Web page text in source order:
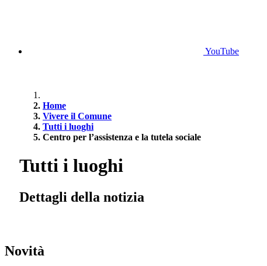
YouTube
Home
Vivere il Comune
Tutti i luoghi
Centro per l’assistenza e la tutela sociale
Tutti i luoghi
Dettagli della notizia
Novità